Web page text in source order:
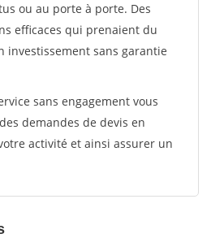
ou au porte à porte. Des
efficaces qui prenaient du
investissement sans garantie
sans engagement vous
demandes de devis en
activité et ainsi assurer un